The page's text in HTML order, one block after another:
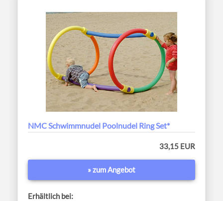
NMC Schwimmnudel Poolnudel Ring Set*
33,15 EUR
» zum Angebot
Erhältlich bei: